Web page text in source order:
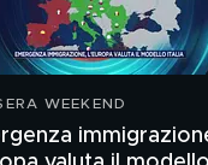
WEEKEND